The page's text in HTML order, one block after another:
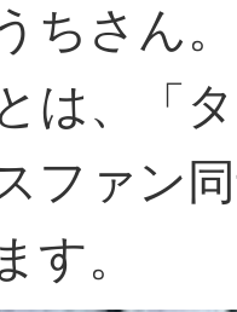
ちさん。
は、「
ファン
す。